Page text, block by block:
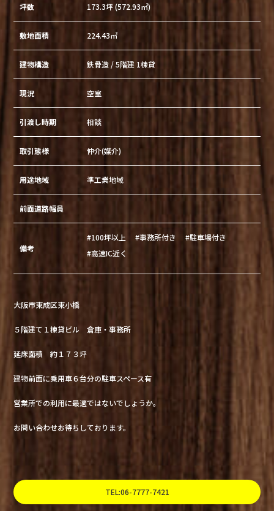
坪数 173.3坪 (572.93㎡)
敷地面積 224.43㎡
建物構造 鉄骨造 / 5階建 1棟貸
現況 空室
引渡し時期 相談
取引態様 仲介(媒介)
用途地域 準工業地域
前面道路幅員
備考
#100坪以上 #事務所付き
#駐車場付き
#高速IC近く
大阪市東成区東小橋
５階建て１棟貸ビル 倉庫・事務所
延床面積 約１７３坪
建物前面に乗用車６台分の駐車スペース有
営業所での利用に最適ではないでしょうか。
お問い合わせお待ちしております。
TEL:06-7777-7421